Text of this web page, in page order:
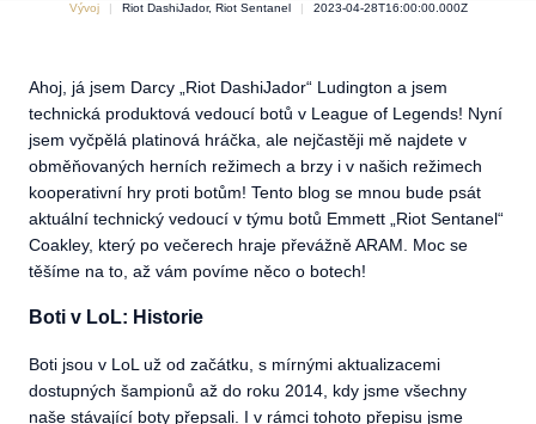
Vývoj Riot DashiJador, Riot Sentanel 2023-04-28T16:00:00.000Z
Ahoj, já jsem Darcy „Riot DashiJador“ Ludington a jsem
technická produktová vedoucí botů v League of Legends! Nyní
jsem vyčpělá platinová hráčka, ale nejčastěji mě najdete v
obměňovaných herních režimech a brzy i v našich režimech
kooperativní hry proti botům! Tento blog se mnou bude psát
aktuální technický vedoucí v týmu botů Emmett „Riot Sentanel“
Coakley, který po večerech hraje převážně ARAM. Moc se
těšíme na to, až vám povíme něco o botech!
Boti v LoL: Historie
Boti jsou v LoL už od začátku, s mírnými aktualizacemi
dostupných šampionů až do roku 2014, kdy jsme všechny
naše stávající boty přepsali. I v rámci tohoto přepisu jsme